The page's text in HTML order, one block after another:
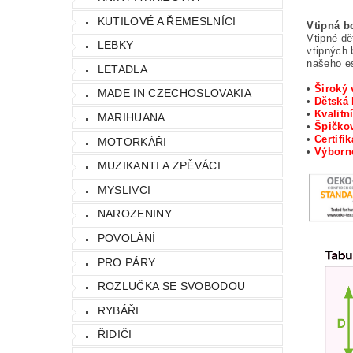
KUTILOVÉ A ŘEMESLNÍCI
LEBKY
LETADLA
MADE IN CZECHOSLOVAKIA
MARIHUANA
MOTORKÁŘI
MUZIKANTI A ZPĚVÁCI
MYSLIVCI
NAROZENINY
POVOLÁNÍ
PRO PÁRY
ROZLUČKA SE SVOBODOU
RYBÁŘI
ŘIDIČI
Vtipná
Vtipné
vtipných
našeho
•Široký
•
•
•
•
•